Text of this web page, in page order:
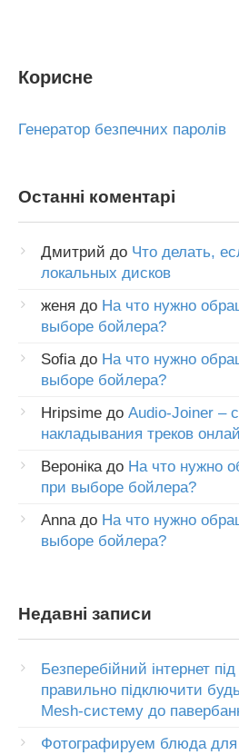
Корисне
Генератор безпечних паролів
Останні коментарі
Дмитрий до Что делать,
локальных дисков
женя до На что нужно
выборе бойлера?
Sofiaдо На что нужно
выборе бойлера?
Hripsime до Audio-Joiner –
накладывания треков
Веронікадо На что нужно
при выборе бойлера?
Annaдо На что нужно
выборе бойлера?
Недавні записи
Безперебійний інтернет
правильно підключити
Mesh-систему до
Фотографируем блюда для